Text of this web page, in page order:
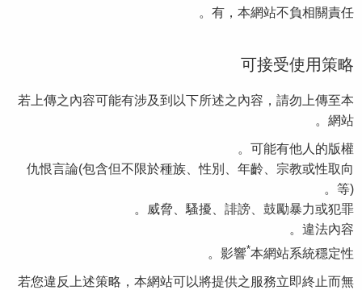
有，本網站不負相關責任。
可接受使用策略
若上傳之內容可能有涉及到以下所述之內容，請勿上傳至本
網站。
可能有他人的版權。
仇恨言論(包含但不限於種族、性別、年齡、宗教或性取向
等)。
威脅、騷擾、誹謗、鼓勵暴力或犯罪。
違法內容。
影響*本網站系統穩定性。
若您違反上述策略，本網站可以將提供之服務立即終止而無